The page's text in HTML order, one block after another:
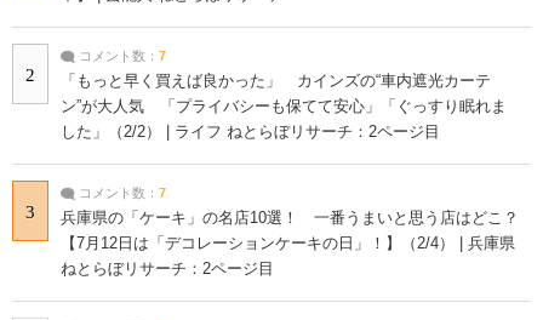
2
コメント数： 7
「もっと早く買えば良かった」 カインズの“車内遮光カーテ
ン”が大人気 「プライバシーも保てて安心」「ぐっすり眠れま
した」（2/2） | ライフ ねとらぼリサーチ：2ページ目
3
コメント数： 7
兵庫県の「ケーキ」の名店10選！ 一番うまいと思う店はどこ？
【7月12日は「デコレーションケーキの日」！】（2/4） | 兵庫県
ねとらぼリサーチ：2ページ目